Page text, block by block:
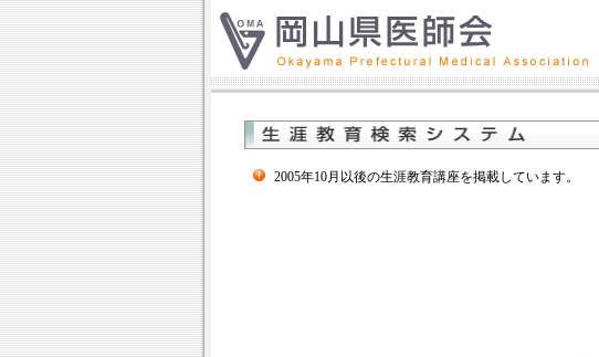
2005年10月以後の生涯教育講座を掲載しています。